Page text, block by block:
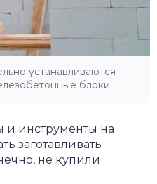
устанавливаются
блоки
и инструменты на
заготавливать
не купили